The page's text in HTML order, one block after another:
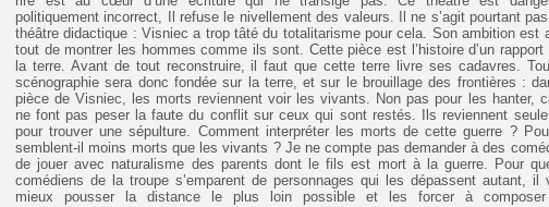
politiquement incorrect, Il refuse le nivellement des valeurs. Il ne s’agit pourtant pas
théâtre didactique : Visniec a trop tâté du totalitarisme pour cela. Son ambition est
tout de montrer les hommes comme ils sont. Cette pièce est l’histoire d’un rapport
la terre. Avant de tout reconstruire, il faut que cette terre livre ses cadavres.
scénographie sera donc fondée sur la terre, et sur le brouillage des frontières :
pièce de Visniec, les morts reviennent voir les vivants. Non pas pour les hanter,
ne font pas peser la faute du conflit sur ceux qui sont restés. Ils reviennent
pour trouver une sépulture. Comment interpréter les morts de cette guerre ?
semblent-il moins morts que les vivants ? Je ne compte pas demander à des
de jouer avec naturalisme des parents dont le fils est mort à la guerre. Pour
comédiens de la troupe s’emparent de personnages qui les dépassent autant, il
mieux pousser la distance le plus loin possible et les forcer à